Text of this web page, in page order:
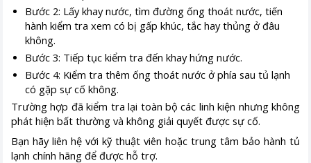
Bước 2: Lấy khay nước, tìm đường ống thoát nước, tiến
hành kiểm tra xem có bị gấp khúc, tắc hay thủng ở đâu
không.
Bước 3: Tiếp tục kiểm tra đến khay hứng nước.
Bước 4: Kiểm tra thêm ống thoát nước ở phía sau tủ lạnh
có gặp sự cố không.
Trường hợp đã kiểm tra lại toàn bộ các linh kiện nhưng không
phát hiện bất thường và không giải quyết được sự cố.
Bạn hãy liên hệ với kỹ thuật viên hoặc trung tâm bảo hành tủ
lạnh chính hãng để được hỗ trợ.